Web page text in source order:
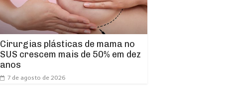
Cirurgias plásticas de mama no
SUS crescem mais de 50% em dez
anos
7 de agosto de 2026